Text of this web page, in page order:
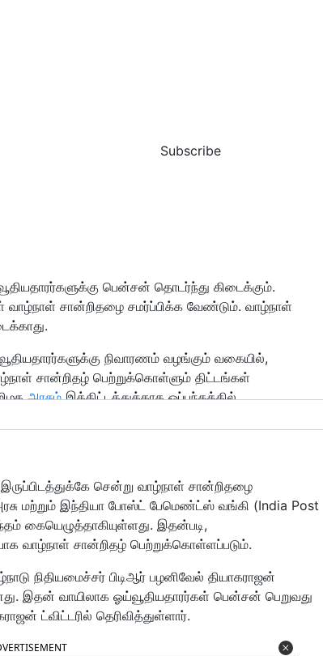
Subscribe
பென்சன் தொடர்ந்து கிடைக்கும்.
சான்றிதழை சமர்ப்பிக்க வேண்டும். வாழ்நாள்
நிவாரணம் வழங்கும் வகையில்,
சான்றிதழ் பெற்றுக்கொள்ளும் திட்டங்கள்
அரசும்இத்திட்டத்துக்காக ஒப்பந்தத்தில்
சென்று வாழ்நாள் சான்றிதழை
மற்றும் இந்தியா போஸ்ட் பேமெண்ட்ஸ் வங்கி (India Post
கையெழுத்தாகியுள்ளது. இதன்படி,
வாழ்நாள் சான்றிதழ் பெற்றுக்கொள்ளப்படும்.
நிதியமைச்சர் பிடிஆர் பழனிவேல் தியாகராஜன்
இதன் வாயிலாக ஓய்வூதியதாரர்கள் பென்சன் பெறுவது
ட்விட்டரில் தெரிவித்துள்ளார்.